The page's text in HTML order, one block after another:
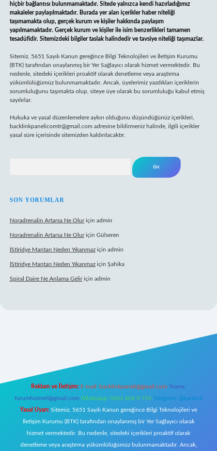
hiçbir bağlantısı bulunmamaktadır. Sitede yalnızca kendi hazırladığımız
makaleler paylaşılmaktadır. Burada yer alan içerikler haber niteliği
taşımamakta olup, gerçek kurum ve kişiler hakkında paylaşım
yapılmamaktadır. Gerçek kurum ve kişiler ile isim benzerlikleri tamamen
tesadüfidir. Sitemizdeki bilgiler taslak halindedir ve tavsiye niteliği taşımazlar.
Sitemiz, 5651 Sayılı Kanun gereğince Bilgi Teknolojileri ve İletişim Kurumu
(BTK) tarafından onaylanmış bir Yer Sağlayıcı olarak hizmet vermektedir. Bu
nedenle, sitedeki içerikleri proaktif olarak denetleme veya araştırma
yükümlülüğümüz bulunmamaktadır. Ancak, üyelerimiz yazdıkları içeriklerin
sorumluluğunu taşımakta olup, siteye üye olarak bu sorumluluğu kabul etmiş
sayılırlar.
Hukuka ve yasal düzenlemelere aykırı olduğunu düşündüğünüz içerikleri,
backlinkpanelicomtr@gmail.com adresine bildirmeniz halinde, ilgili içerikler
yasal süre içerisinde sitemizden kaldırılacaktır.
SON YORUMLAR
Noradrenalin Artarsa Ne Oluriçin admin
Noradrenalin Artarsa Ne Oluriçin Gülseren
İStiridye Mantarı Neden Yıkanmaz için admin
İStiridye Mantarı Neden Yıkanmaz için Şahika
Spiral Daire Ne Anlama Geliriçin admin
Reklam ve İletişim: E-mail: backlinkpaneli@gmail.com Teams:
forumhizmeti@gmail.com Whatsapp: 0262 606 0 726 Telegram: @karabul
Yasal Uyarı: Sitemiz, 5651 Sayılı Kanun gereğince Bilgi Teknolojileri ve
İletişim Kurumu (BTK) tarafından onaylanmış bir Yer Sağlayıcı olarak
hizmet vermektedir. Bu nedenle, sitedeki içerikleri proaktif olarak
denetleme veya araştırma yükümlülüğümüz bulunmamaktadır. Ancak,